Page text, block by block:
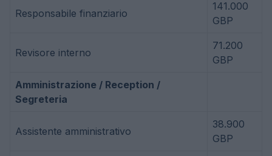
Responsabile finanziario
141.000
GBP
Revisore interno
71.200
GBP
Amministrazione / Reception /
Segreteria
Assistente amministrativo
38.900
GBP